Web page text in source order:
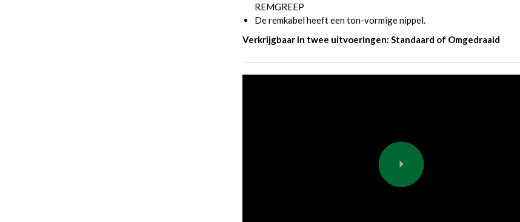
REMGREEP
De remkabel heeft een ton-vormige nippel.
Verkrijgbaar in twee uitvoeringen: Standaard of Omgedraaid